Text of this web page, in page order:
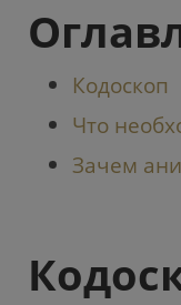
Кодоскоп
Что
Зачем